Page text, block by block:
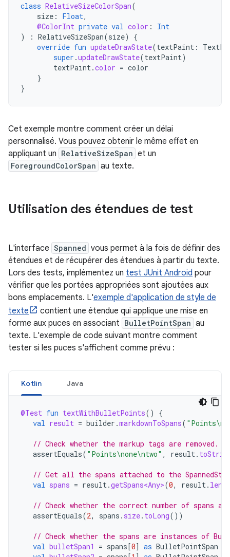
class RelativeSizeColorSpan(
size : Float,
@ColorInt private val color :
Int
)
: RelativeSizeSpan(size)
{
override fun updateDrawState(textPaint :
super .updateDrawState(textPaint)
textPaint .color = color
}
}
Cet exemple montre comment créer un délai
personnalisé. Vous pouvez obtenir le même effet en
appliquant un RelativeSizeSpan et un
ForegroundColorSpan au texte.
Utilisation des étendues de test
L'interface Spanned vous permet à la fois de définir des
étendues et de récupérer des étendues à partir du texte.
Lors des tests, implémentez un test JUnit Android pour
vérifier que les portées appropriées sont ajoutées aux
bons emplacements. L'exemple d'application de style de
texte
contient une étendue qui applique une mise en
forme aux puces en associant BulletPointSpan au
texte. L'exemple de code suivant montre comment
tester si les puces s'affichent comme prévu :
Kotlin Java
@Test fun textWithBulletPoints()
{
val result = builder .markdownToSpans(
// Check whether the markup tags are removed.
assertEquals( "Points\none\ntwo" , result .
// Get all the spans attached to the
val spans = result .getSpans<Any>(0, result .
// Check whether the correct number of spans
assertEquals(2, spans . size. toLong())
// Check whether the spans are instances of
val bulletSpan1 = spans[0] as BulletPointSpan